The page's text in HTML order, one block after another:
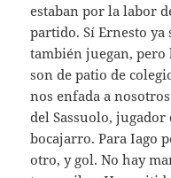
estaban por la labor
partido. Sí Ernesto ya
también juegan, pero
son de patio de
nos enfada a
del Sassuolo,
bocajarro. Para Iago
otro, y gol. No hay